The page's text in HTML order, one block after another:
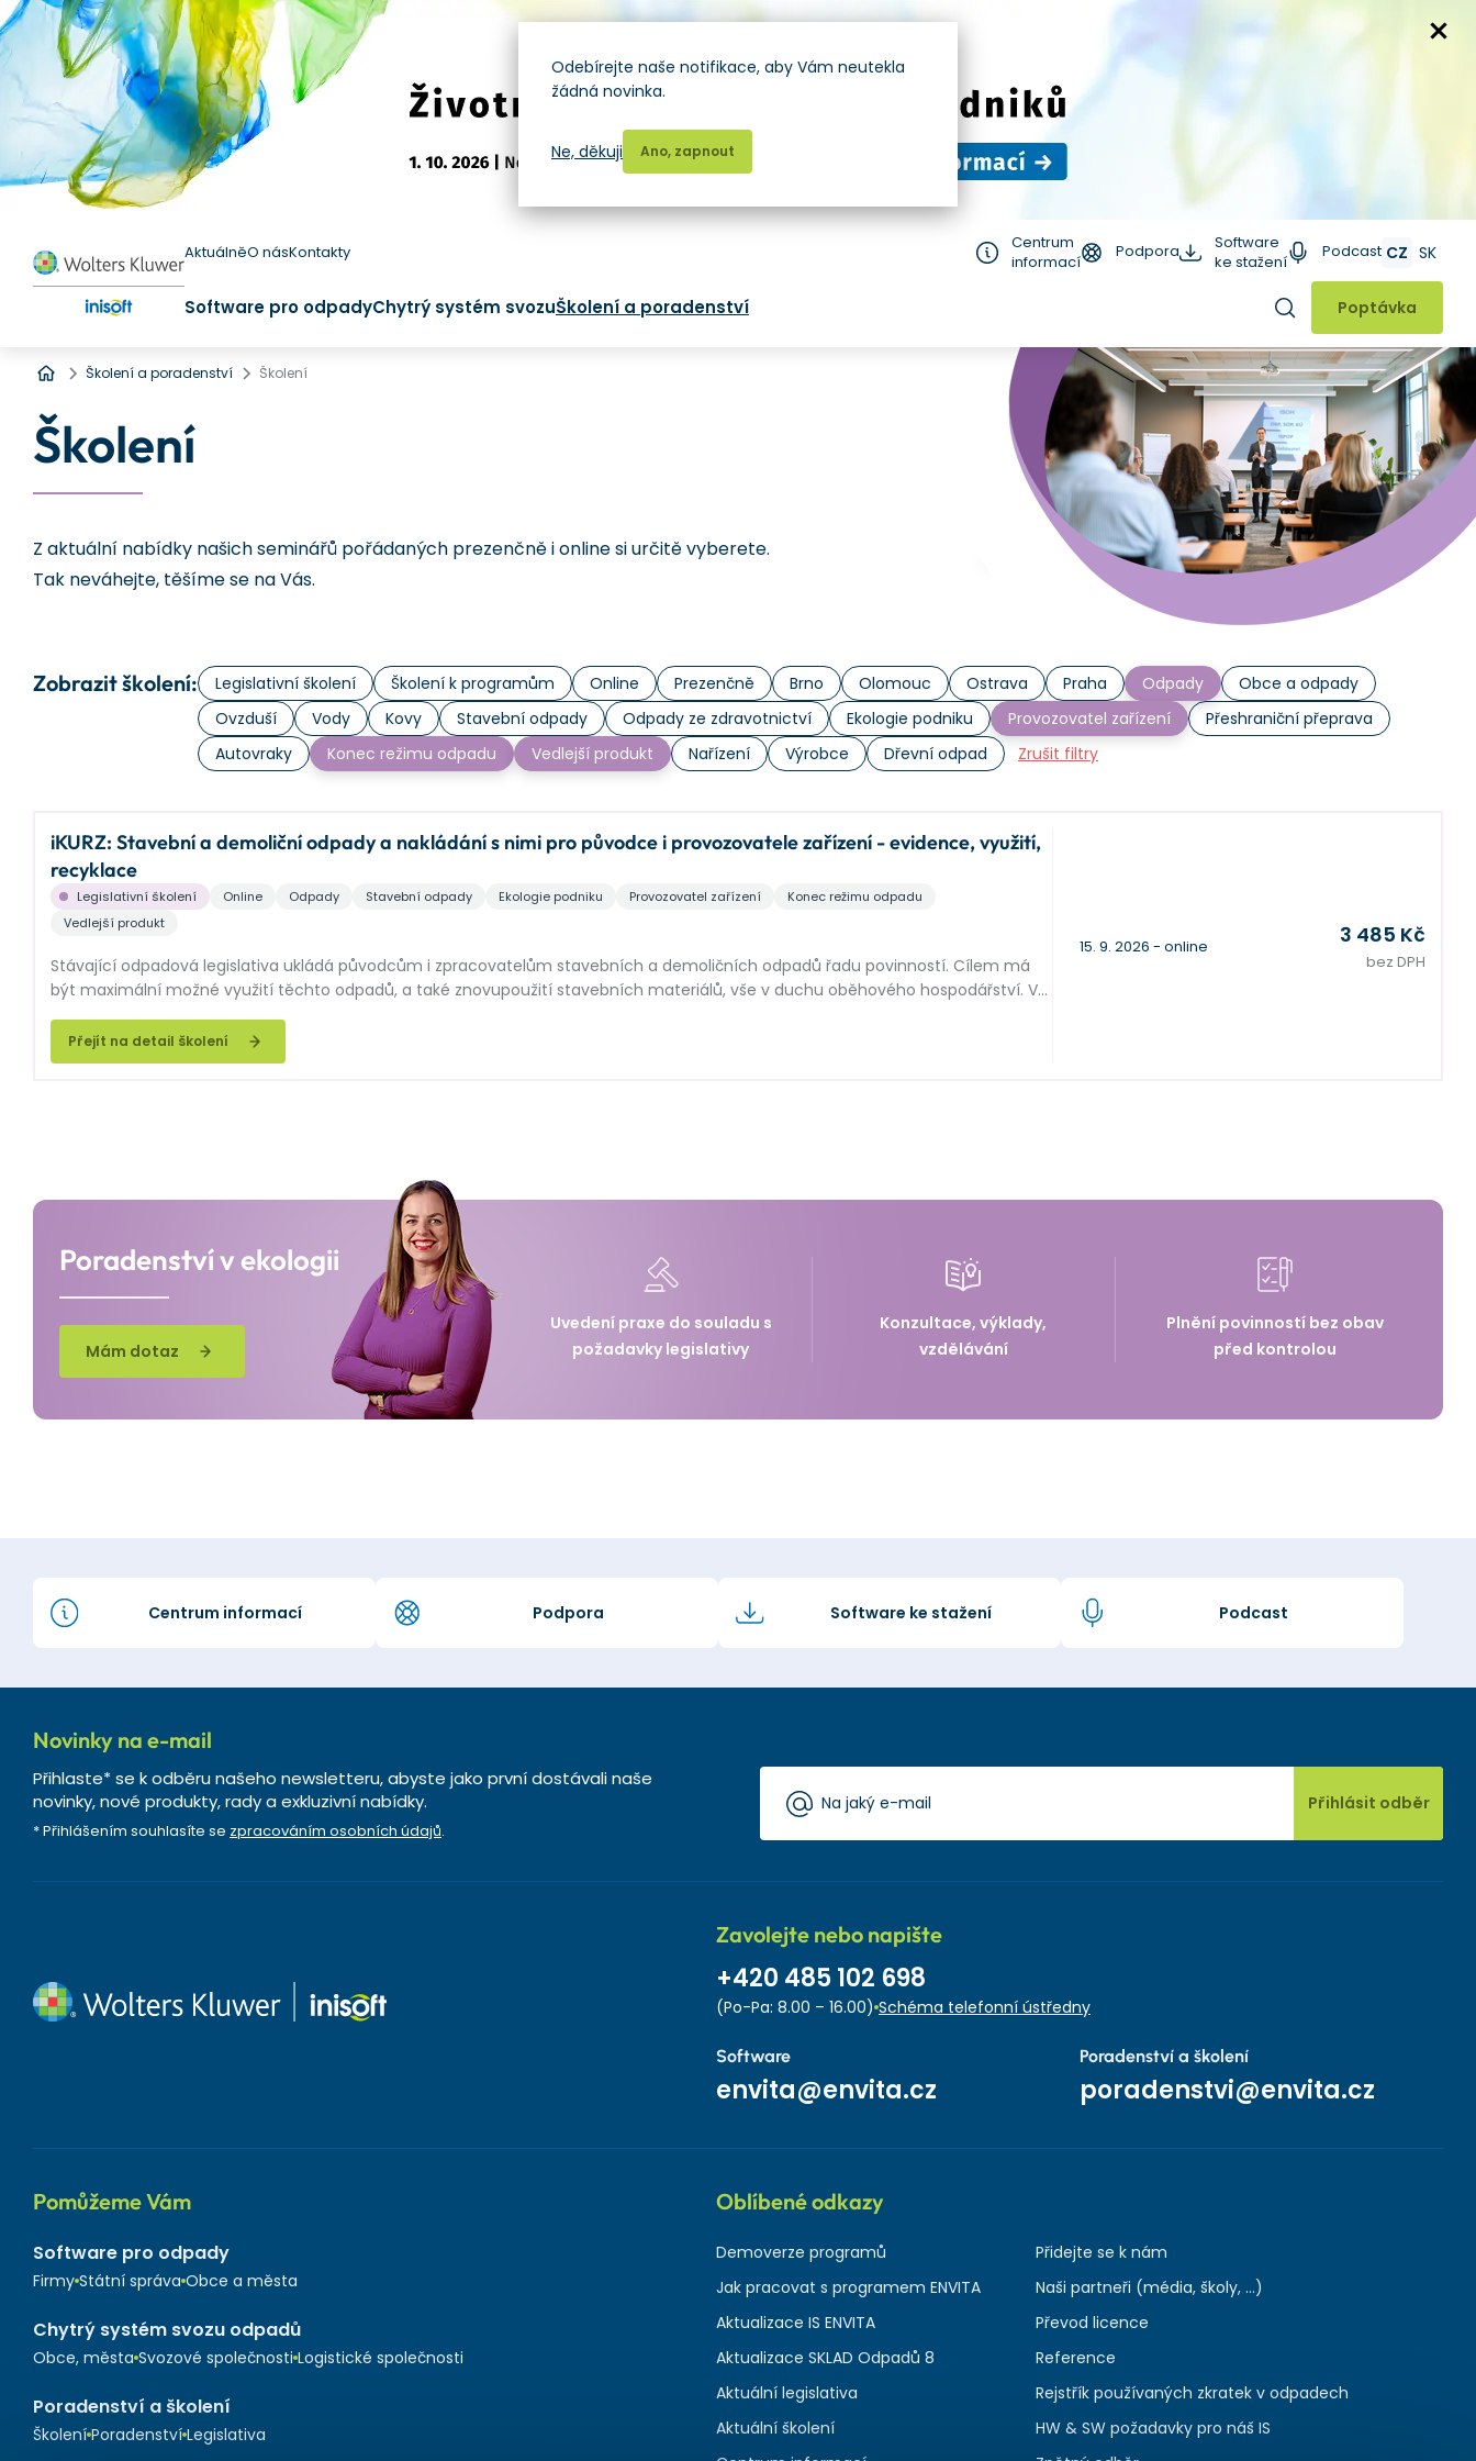
AktuálněO násKontakty
Centrum
informací
Podpora
Software
ke stažení
Podcast CZ SK
Software pro odpadyChytrý systém svozuŠkolení a poradenství Hledat
Poptávka
Úvod
Školení a poradenství Školení
Školení
Z aktuální nabídky našich seminářů pořádaných prezenčně i online si určitě vyberete.
Tak neváhejte, těšíme se na Vás.
Zobrazit školení: Legislativní školení Školení k programům Online Prezenčně Brno Olomouc Ostrava Praha Odpady
Obce a odpady
Ovzduší
Vody Kovy Stavební odpady Odpady ze zdravotnictví Ekologie podniku Provozovatel zařízení
Přeshraniční přeprava
Autovraky
Konec režimu odpadu Vedlejší produkt Nařízení Výrobce Dřevní odpad Zrušit filtry
iKURZ: Stavební a demoliční odpady a nakládání s nimi pro původce i provozovatele zařízení - evidence, využití,
recyklace
Legislativní školení Online Odpady Stavební odpady Ekologie podniku Provozovatel zařízení
Konec režimu odpadu
Vedlejší produkt
Stávající odpadová legislativa ukládá původcům i zpracovatelům stavebních a demoličních odpadů řadu povinností. Cílem má
být maximální možné využití těchto odpadů, a také znovupoužití stavebních materiálů, vše v duchu oběhového hospodářství. V
této souvislosti stavebníky trápí řada praktických problémů, např. při nakládání s přebytky zemin. Zpracovatelé stavebních
odpadů, hlavně výrobci recyklátů, stále čekají na upřesnění legislativy. V semináři nastíníme legislativně správná a přitom v praxi
proveditelná řešení nakládání s odpady vznikajícími ve stavebnictví.
Přejít na detail školení
15. 9. 2026 - online 3 485 Kč
bez DPH
Poradenství v ekologii
Mám dotaz
Uvedení praxe do souladu s
požadavky legislativy
Konzultace, výklady,
vzdělávání
Plnění povinností bez obav
před kontrolou
Centrum informací Podpora Software ke stažení Podcast
Novinky na e-mail
Přihlaste* se k odběru našeho newsletteru, abyste jako první dostávali naše
novinky, nové produkty, rady a exkluzivní nabídky.
* Přihlášením souhlasíte se zpracováním osobních údajů.
Přihlásit odběr
Zavolejte nebo napište
+420 485 102 698
(Po-Pa: 8.00 – 16.00) Schéma telefonní ústředny
Software
envita@envita.cz
Poradenství a školení
poradenstvi@envita.cz
Pomůžeme Vám
Software pro odpady
Firmy Státní správa Obce a města
Chytrý systém svozu odpadů
Obce, města Svozové společnosti Logistické společnosti
Poradenství a školení
Školení Poradenství Legislativa
Oblíbené odkazy
Demoverze programů
Jak pracovat s programem ENVITA
Aktualizace IS ENVITA
Aktualizace SKLAD Odpadů 8
Aktuální legislativa
Aktuální školení
Přidejte se k nám
Naši partneři (média, školy, ...)
Převod licence
Reference
Rejstřík používaných zkratek v odpadech
HW & SW požadavky pro náš IS
Odebírejte naše notifikace, aby Vám neutekla
žádná novinka.
Ano, zapnout
Ne, děkuji